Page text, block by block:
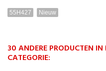
55H427 Nieuw
30 ANDERE PRODUCTEN IN
CATEGORIE: